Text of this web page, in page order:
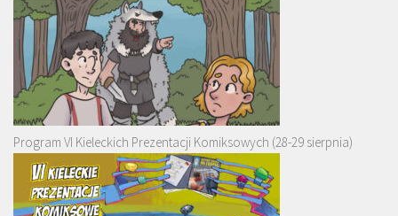
Program VI Kieleckich Prezentacji Komiksowych (28-29 sierpnia)